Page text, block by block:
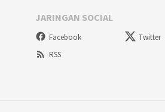
JARINGAN SOCIAL
Facebook Twitter
RSS